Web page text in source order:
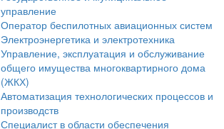
управление
Оператор беспилотных авиационных систем
Электроэнергетика и электротехника
Управление, эксплуатация и обслуживание
общего имущества многоквартирного дома
(ЖКХ)
Автоматизация технологических процессов и
производств
Специалист в области обеспечения